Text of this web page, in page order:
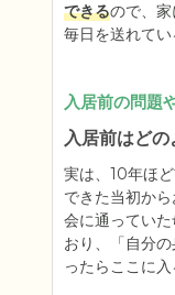
できるので、
毎日を送れてい
入居前の問題
入居前はど
実は、10年ほ
できた当初か
会に通ってい
おり、「自分
ったらここに